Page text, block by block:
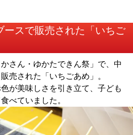
ースで販売された「いちご
さん・ゆかたできん祭」で、中
売された「いちごあめ」。
が美味しさを引き立て、子ども
べていました。